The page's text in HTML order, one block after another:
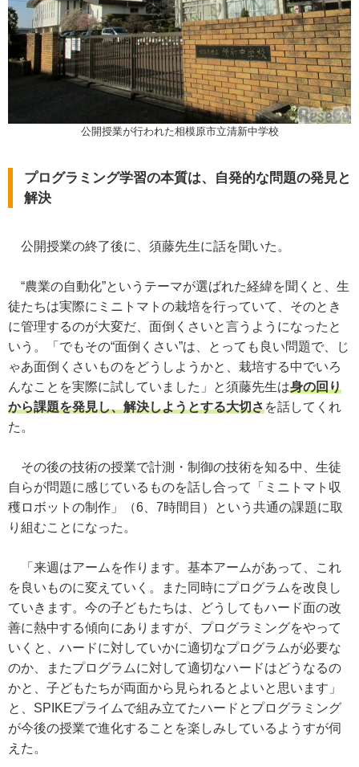
公開授業が行われた相模原市立清新中学校
プログラミング学習の本質は、自発的な問題の発見と
解決
公開授業の終了後に、須藤先生に話を聞いた。
“農業の自動化”というテーマが選ばれた経緯を聞くと、生
徒たちは実際にミニトマトの栽培を行っていて、そのとき
に管理するのが大変だ、面倒くさいと言うようになったと
いう。「でもその“面倒くさい”は、とっても良い問題で、じ
ゃあ面倒くさいものをどうしようかと、栽培する中でいろ
んなことを実際に試していました」と須藤先生は身の回り
から課題を発見し、解決しようとする大切さを話してくれ
た。
その後の技術の授業で計測・制御の技術を知る中、生徒
自らが問題に感じているものを話し合って「ミニトマト収
穫ロボットの制作」（6、7時間目）という共通の課題に取
り組むことになった。
「来週はアームを作ります。基本アームがあって、これ
を良いものに変えていく。また同時にプログラムを改良し
ていきます。今の子どもたちは、どうしてもハード面の改
善に熱中する傾向にありますが、プログラミングをやって
いくと、ハードに対していかに適切なプログラムが必要な
のか、またプログラムに対して適切なハードはどうなるの
かと、子どもたちが両面から見られるとよいと思います」
と、SPIKEプライムで組み立てたハードとプログラミング
が今後の授業で進化することを楽しみしているようすが伺
えた。